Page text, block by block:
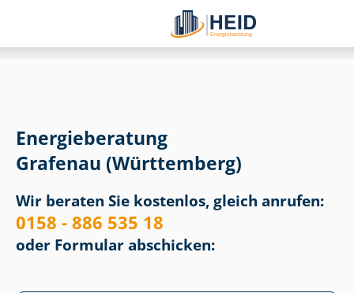
Energieberatung
Grafenau (Württemberg)
Wir beraten Sie kostenlos, gleich anrufen:
0158 - 886 535 18
oder Formular abschicken: